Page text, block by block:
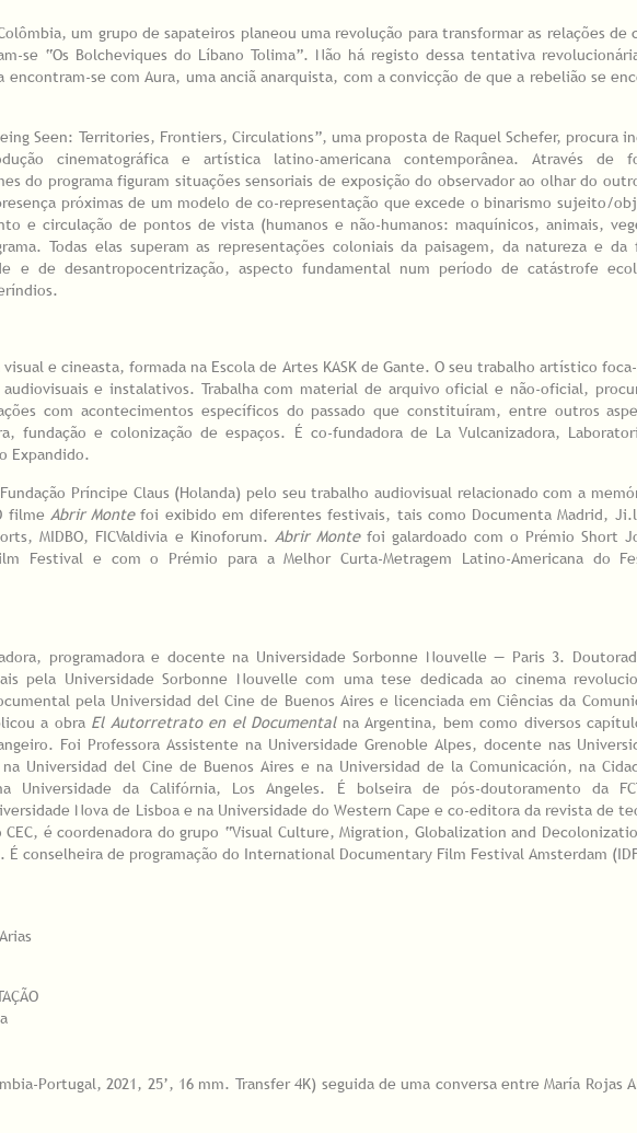
um grupo de sapateiros planeou uma revolução para transformar as relações de
se “Os Bolcheviques do Líbano Tolima”. Não há registo dessa tentativa
encontram-se com Aura, uma anciã anarquista, com a convicção de que a rebelião se
Seen: Territories, Frontiers, Circulations”, uma proposta de Raquel Schefer, procura
cinematográfica e artística latino-americana contemporânea. Através de
do programa figuram situações sensoriais de exposição do observador ao olhar do
próximas de um modelo de co-representação que excede o binarismo sujeito/
e circulação de pontos de vista (humanos e não-humanos: maquínicos, animais,
Todas elas superam as representações coloniais da paisagem, da natureza e da
e de desantropocentrização, aspecto fundamental num período de catástrofe
e cineasta, formada na Escola de Artes KASK de Gante. O seu trabalho artístico
e instalativos. Trabalha com material de arquivo oficial e não-oficial,
com acontecimentos específicos do passado que constituíram, entre outros
fundação e colonização de espaços. É co-fundadora de La Vulcanizadora,
Expandido.
Príncipe Claus (Holanda) pelo seu trabalho audiovisual relacionado com a
filme Abrir Montefoi exibido em diferentes festivais, tais como Documenta Madrid,
MIDBO, FICValdivia e Kinoforum. Abrir Monte foi galardoado com o Prémio Short
Festival e com o Prémio para a Melhor Curta-Metragem Latino-Americana do
programadora e docente na Universidade Sorbonne Nouvelle — Paris 3.
pela Universidade Sorbonne Nouvelle com uma tese dedicada ao cinema
pela Universidad del Cine de Buenos Aires e licenciada em Ciências da
a obraEl Autorretrato en el Documentalna Argentina, bem como diversos
Foi Professora Assistente na Universidade Grenoble Alpes, docente nas
Universidad del Cine de Buenos Aires e na Universidad de la Comunicación, na
Universidade da Califórnia, Los Angeles. É bolseira de pós-doutoramento da
Nova de Lisboa e na Universidade do Western Cape e co-editora da revista de
CEC, é coordenadora do grupo “Visual Culture, Migration, Globalization and
É conselheira de programação do International Documentary Film Festival Amsterdam
Portugal, 2021, 25’, 16 mm. Transfer 4K) seguida de uma conversa entre María Rojas